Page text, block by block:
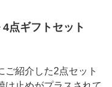
点ギフトセット
ご紹介した2点セット